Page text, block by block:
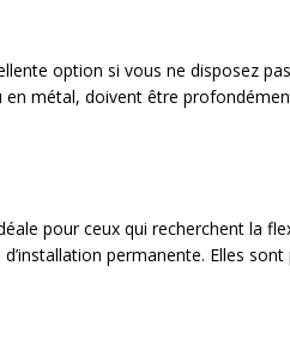
option si vous ne disposez
métal, doivent être
pour ceux qui recherchent la
permanente. Elles